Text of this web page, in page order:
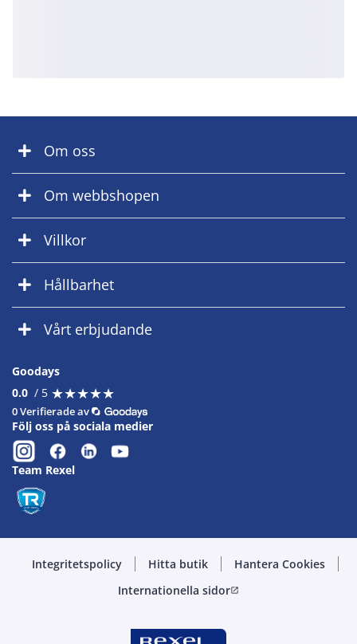
Om oss
Om webbshopen
Villkor
Hållbarhet
Vårt erbjudande
Goodays
0.0 / 5 ★★★★★
★★★★★
0 Verifierade av
Följ oss på sociala medier
Team Rexel
Integritetspolicy Hitta butik
Hantera Cookies
Internationella sidoropen_in_new